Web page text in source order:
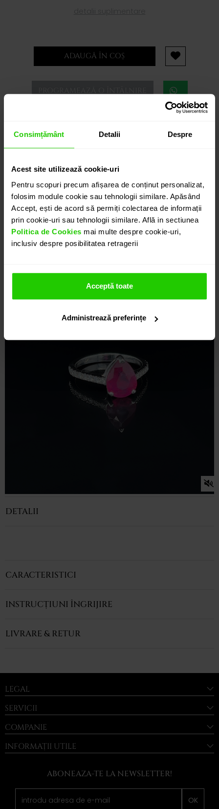
Consimțământ Detalii Despre
Acest site utilizează cookie-uri
Pentru scopuri precum afișarea de conținut personalizat,
folosim module cookie sau tehnologii similare. Apăsând
Accept, ești de acord să permiți colectarea de informații
prin cookie-uri sau tehnologii similare. Află in sectiunea
Politica de Cookies mai multe despre cookie-uri,
inclusiv despre posibilitatea retragerii
Acceptă toate
Administrează preferințe
ADAUGĂ ÎN COȘ
DETALII
CARACTERISTICI
INSTRUCȚIUNI ÎNGRIJIRE
LIVRARE & RETUR
LEGAL
SERVICII
COMPANIE
INFORMAȚII UTILE
ABONEAZA-TE LA NEWSLETTER!
OK